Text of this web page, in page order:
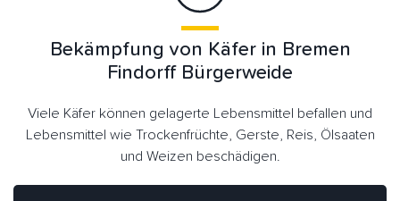
Bekämpfung von Käfer in Bremen
Findorff Bürgerweide
Viele Käfer können gelagerte Lebensmittel befallen und
Lebensmittel wie Trockenfrüchte, Gerste, Reis, Ölsaaten
und Weizen beschädigen.